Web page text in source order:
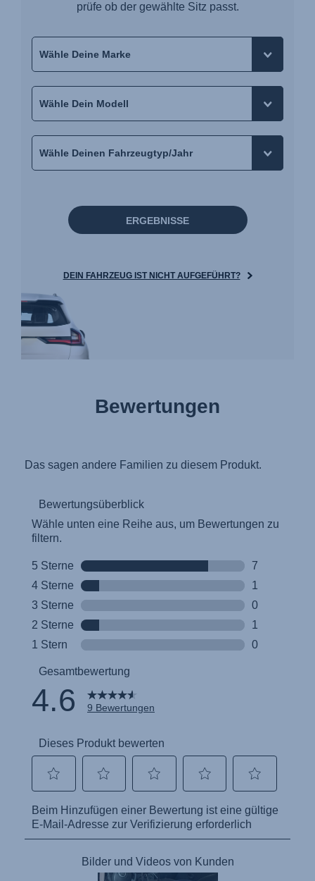
prüfe ob der gewählte Sitz passt.
ERGEBNISSE
DEIN FAHRZEUG IST NICHT AUFGEFÜHRT?
Bewertungen